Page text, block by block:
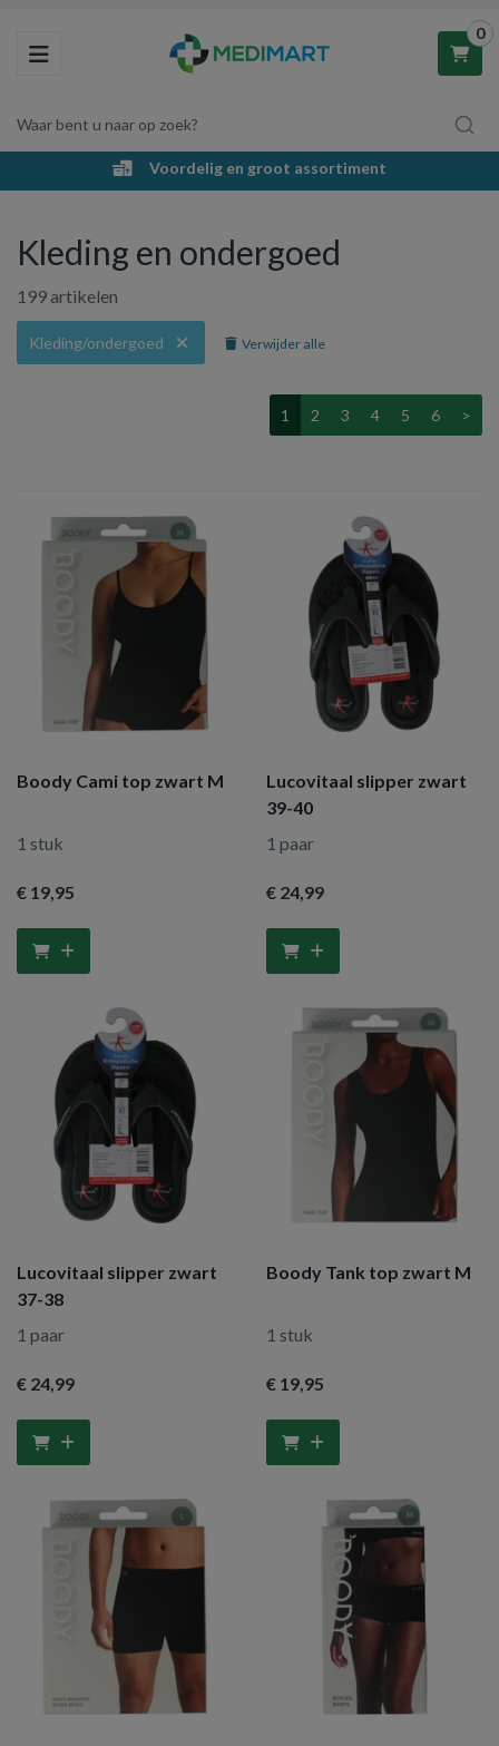
Toggle navigation
Waar bent u naar op zoek?
0
Winkelwagen
Uw winkelwagen is leeg.
Gratis verzending vanaf €55,-
Kleding en ondergoed
199 artikelen
Kleding/ondergoed Verwijder alle
1 2 3 4 5 6 >
Boody Cami top zwart M
1 stuk
€ 19,95
Lucovitaal slipper zwart
39-40
1 paar
€ 24,99
Lucovitaal slipper zwart
37-38
1 paar
€ 24,99
Boody Tank top zwart M
1 stuk
€ 19,95